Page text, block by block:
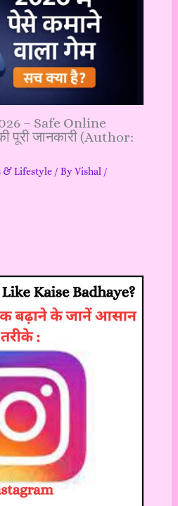
– Safe Online
पूरी जानकारी (Author:
& Lifestyle/ ByVishal /